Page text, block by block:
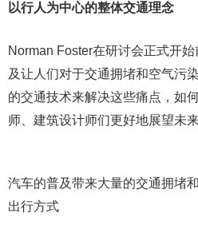
以行人为中心的整体交通理念
Norman Foster在研讨会正式开
及让人们对于交通拥堵和空气污
的交通技术来解决这些痛点，如
师、建筑设计师们更好地展望未
汽车的普及带来大量的交通拥堵
出行方式